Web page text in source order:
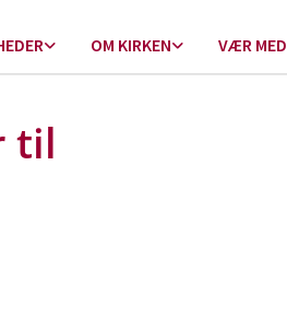
OM KIRKEN VÆR MED
til